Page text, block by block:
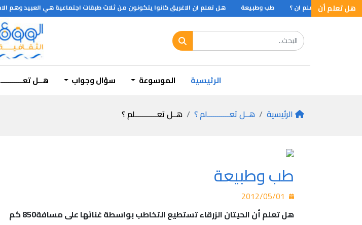
هل تعلم أنهل تعلم ان ؟ طب وطبيعة هل تعلم ان الاغريق كانوا يتكونون من ثلاث طبقات اجتماعية هي العبيد وهم
الرئيسية الموسوعة سؤال وجواب هــل
الرئيسية هــل تعـــــــــــلم ؟ هــل تعـــــــــــلم ؟
طب وطبيعة
هل تعلم أن الحيتان الزرقاء تستطيع التخاطب بواسطة غنائها على مسافة850 كم